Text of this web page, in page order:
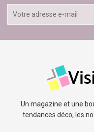
Un magazine et une
tendances déco, les